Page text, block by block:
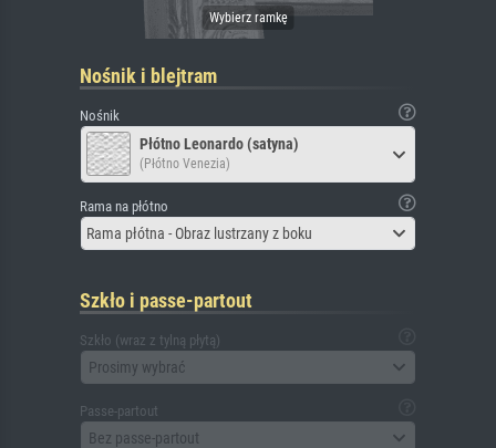
Nośnik i blejtram
Nośnik
Płótno Leonardo (satyna)
(Płótno Venezia)
Rama na płótno
Rama płótna - Obraz lustrzany z boku
Szkło i passe-partout
Szkło (wraz z tylną płytą)
Prosimy wybrać
Passe-partout
Bez passe-partout